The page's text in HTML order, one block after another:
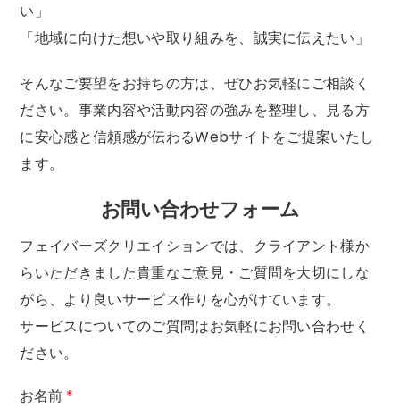
い」
「地域に向けた想いや取り組みを、誠実に伝えたい」
そんなご要望をお持ちの方は、ぜひお気軽にご相談く
ださい。事業内容や活動内容の強みを整理し、見る方
に安心感と信頼感が伝わるWebサイトをご提案いたし
ます。
お問い合わせフォーム
フェイバーズクリエイションでは、クライアント様か
らいただきました貴重なご意見・ご質問を大切にしな
がら、より良いサービス作りを心がけています。
サービスについてのご質問はお気軽にお問い合わせく
ださい。
お名前 *